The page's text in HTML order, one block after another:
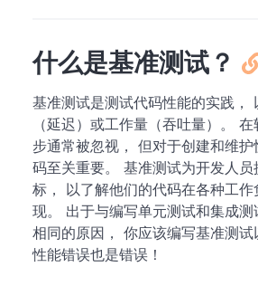
什么是基准测试？
基准测试是测试代码性能的实践，
（延迟）或工作量（吞吐量）。
步通常被忽视， 但对于创建和维
码至关重要。 基准测试为开发人员
标， 以了解他们的代码在各种工
现。 出于与编写单元测试和集成
相同的原因， 你应该编写基准测试
性能错误也是错误！